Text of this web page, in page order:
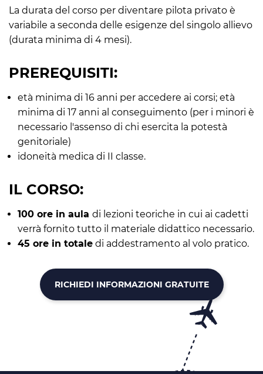
La durata del corso per diventare pilota privato è
variabile a seconda delle esigenze del singolo allievo
(durata minima di 4 mesi).
PREREQUISITI:
età minima di 16 anni per accedere ai corsi; età
minima di 17 anni al conseguimento (per i minori è
necessario l'assenso di chi esercita la potestà
genitoriale)
idoneità medica di II classe.
IL CORSO:
100 ore in aula di lezioni teoriche in cui ai cadetti
verrà fornito tutto il materiale didattico necessario.
45 ore in totale di addestramento al volo pratico.
RICHIEDI INFORMAZIONI GRATUITE